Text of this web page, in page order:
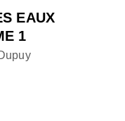
EAUX
1